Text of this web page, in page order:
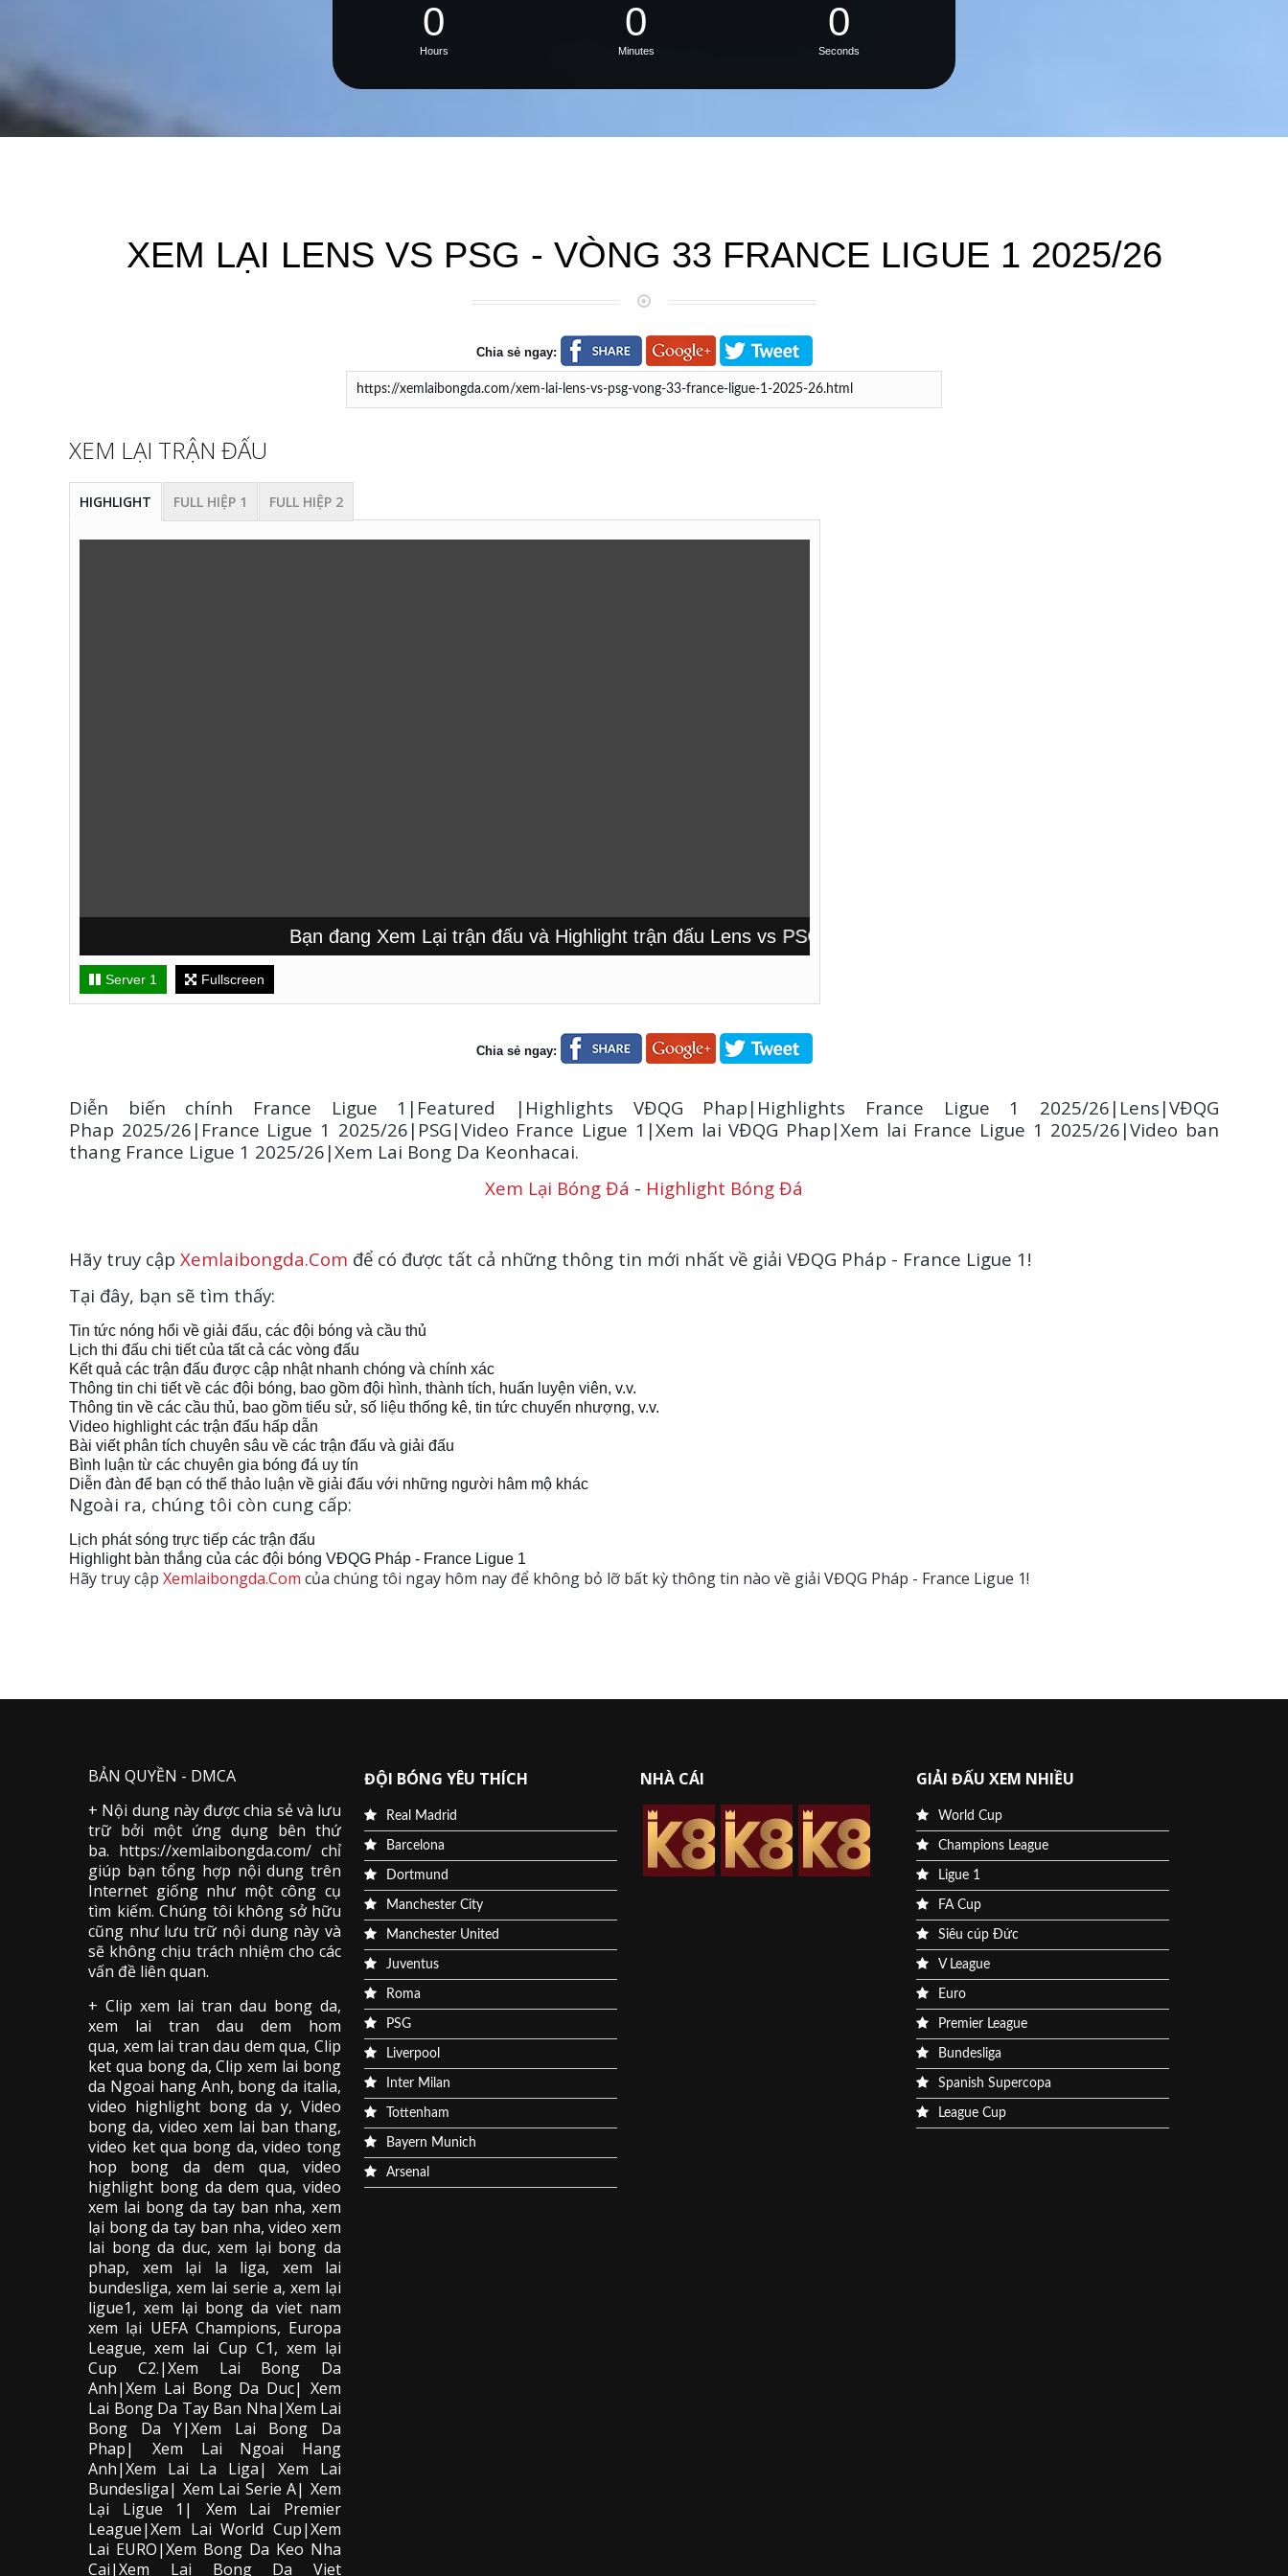
0
Hours
0
Minutes
0
Seconds
XEM LẠI LENS VS PSG - VÒNG 33 FRANCE LIGUE 1 2025/26
Chia sẻ ngay:
XEM LẠI TRẬN ĐẤU
HIGHLIGHT FULL HIỆP 1 FULL HIỆP 2
Bạn đang Xem Lại trận đấu và Highlight trận đấu Lens vs PSG tại Xemlaibongda.Com . Để tạo tài cá độ bóng đá online
Server 1 Fullscreen
Chia sẻ ngay:
Diễn biến chính France Ligue 1|Featured |Highlights VĐQG Phap|Highlights France Ligue 1 2025/26|Lens|VĐQG
Phap 2025/26|France Ligue 1 2025/26|PSG|Video France Ligue 1|Xem lai VĐQG Phap|Xem lai France Ligue 1 2025/26|Video ban
thang France Ligue 1 2025/26|Xem Lai Bong Da Keonhacai.
Xem Lại Bóng Đá - Highlight Bóng Đá
Hãy truy cập Xemlaibongda.Com để có được tất cả những thông tin mới nhất về giải VĐQG Pháp - France Ligue 1!
Tại đây, bạn sẽ tìm thấy:
Tin tức nóng hổi về giải đấu, các đội bóng và cầu thủ
Lịch thi đấu chi tiết của tất cả các vòng đấu
Kết quả các trận đấu được cập nhật nhanh chóng và chính xác
Thông tin chi tiết về các đội bóng, bao gồm đội hình, thành tích, huấn luyện viên, v.v.
Thông tin về các cầu thủ, bao gồm tiểu sử, số liệu thống kê, tin tức chuyển nhượng, v.v.
Video highlight các trận đấu hấp dẫn
Bài viết phân tích chuyên sâu về các trận đấu và giải đấu
Bình luận từ các chuyên gia bóng đá uy tín
Diễn đàn để bạn có thể thảo luận về giải đấu với những người hâm mộ khác
Ngoài ra, chúng tôi còn cung cấp:
Lịch phát sóng trực tiếp các trận đấu
Highlight bàn thắng của các đội bóng VĐQG Pháp - France Ligue 1
Hãy truy cập Xemlaibongda.Com của chúng tôi ngay hôm nay để không bỏ lỡ bất kỳ thông tin nào về giải VĐQG Pháp - France Ligue 1!
BẢN QUYỀN - DMCA
+ Nội dung này được chia sẻ và lưu
trữ bởi một ứng dụng bên thứ
ba. https://xemlaibongda.com/ chỉ
giúp bạn tổng hợp nội dung trên
Internet giống như một công cụ
tìm kiếm. Chúng tôi không sở hữu
cũng như lưu trữ nội dung này và
sẽ không chịu trách nhiệm cho các
vấn đề liên quan.
+ Clip xem lai tran dau bong da,
xem lai tran dau dem hom
qua, xem lai tran dau dem qua, Clip
ket qua bong da, Clip xem lai bong
da Ngoai hang Anh, bong da italia,
video highlight bong da y, Video
bong da, video xem lai ban thang,
video ket qua bong da, video tong
hop bong da dem qua, video
highlight bong da dem qua,video
xem lai bong da tay ban nha, xem
lại bong da tay ban nha,video xem
lai bong da duc, xem lại bong da
phap, xem lại la liga, xem lai
bundesliga, xem lai serie a, xem lại
ligue1, xem lại bong da viet nam
xem lại UEFA Champions, Europa
League, xem lai Cup C1, xem lại
Cup C2.|Xem Lai Bong Da
Anh|Xem Lai Bong Da Duc| Xem
Lai Bong Da Tay Ban Nha|Xem Lai
Bong Da Y|Xem Lai Bong Da
Phap| Xem Lai Ngoai Hang
Anh|Xem Lai La Liga| Xem Lai
Bundesliga| Xem Lai Serie A| Xem
Lại Ligue 1| Xem Lai Premier
League|Xem Lai World Cup|Xem
Lai EURO|Xem Bong Da Keo Nha
Cai|Xem Lai Bong Da Viet
ĐỘI BÓNG YÊU THÍCH
Real Madrid
Barcelona
Dortmund
Manchester City
Manchester United
Juventus
Roma
PSG
Liverpool
Inter Milan
Tottenham
Bayern Munich
Arsenal
NHÀ CÁI GIẢI ĐẤU XEM NHIỀU
World Cup
Champions League
Ligue 1
FA Cup
Siêu cúp Đức
V League
Euro
Premier League
Bundesliga
Spanish Supercopa
League Cup